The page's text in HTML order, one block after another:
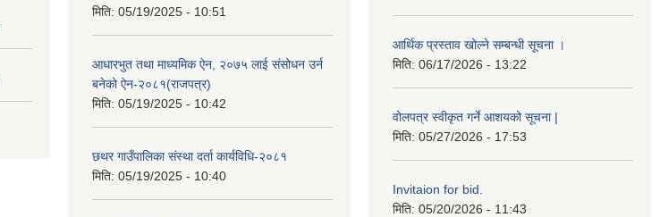
मिति: 05/19/2025 - 10:51
आधारभुत तथा माध्यमिक ऐन, २०७५ लाई संसोधन उर्न
बनेको ऐन-२०८१(राजपत्र)
मिति: 05/19/2025 - 10:42
छथर गाउँपालिका संस्था दर्ता कार्यविधि-२०८१
मिति: 05/19/2025 - 10:40
आर्थिक प्रस्ताव खोल्ने सम्बन्धी सूचना ।
मिति: 06/17/2026 - 13:22
वोलपत्र स्वीकृत गर्ने आशयको सूचना |
मिति: 05/27/2026 - 17:53
Invitaion for bid.
मिति: 05/20/2026 - 11:43